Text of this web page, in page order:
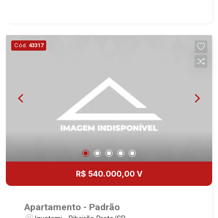
João Fiúsa, 1051 - Alto da Boa Vista | Ribeirão
Preto.
Cód. 43317
R$ 540.000,00 V
Apartamento - Padrão